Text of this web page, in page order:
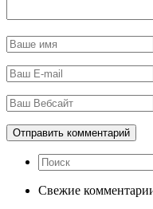
Свежие